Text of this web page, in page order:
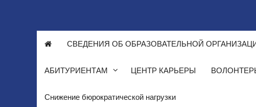
СВЕДЕНИЯ ОБ ОБРАЗОВАТЕЛЬНОЙ
АБИТУРИЕНТАМ ЦЕНТР КАРЬЕРЫ
Снижение бюрократической нагрузки